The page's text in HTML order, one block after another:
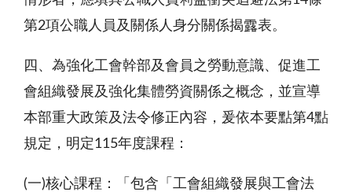
第2項公職人員及關係人身分關係揭露表。
四、為強化工會幹部及會員之勞動意識、促進工
會組織發展及強化集體勞資關係之概念，並宣導
本部重大政策及法令修正內容，爰依本要點第4點
規定，明定115年度課程：
(一)核心課程：「包含「工會組織發展與工會法